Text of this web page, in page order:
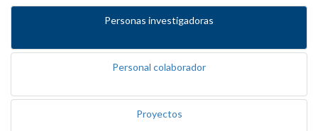
Personas investigadoras
Personal colaborador
Proyectos